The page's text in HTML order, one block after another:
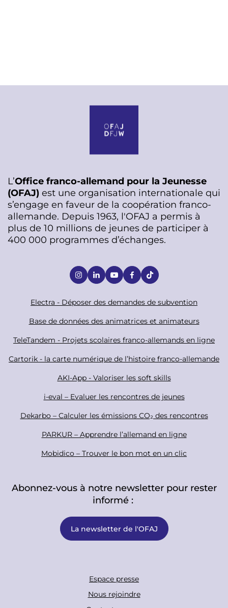
L’Office franco-allemand pour la Jeunesse
(OFAJ) est une organisation internationale qui
s’engage en faveur de la coopération franco-
allemande. Depuis 1963, l'OFAJ a permis à
plus de 10 millions de jeunes de participer à
400 000 programmes d’échanges.
ao
e
Electra - Déposer des demandes de subvention
Base de données des animatrices et animateurs
TeleTandem - Projets scolaires franco-allemands en ligne
Cartorik - la carte numérique de l’histoire franco-allemande
AKI-App - Valoriser les soft skills
i-eval – Evaluer les rencontres de jeunes
Dekarbo – Calculer les émissions CO₂ des rencontres
PARKUR – Apprendre l’allemand en ligne
Mobidico – Trouver le bon mot en un clic
Abonnez-vous à notre newsletter pour rester
informé :
La newsletter de l'OFAJ
Espace presse
Nous rejoindre